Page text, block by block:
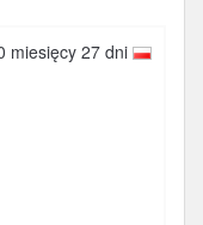
miesięcy 27 dni